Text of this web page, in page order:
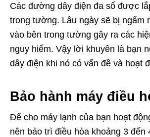
Các đường dây điện đa số được
trong tường. Lâu ngày sẽ bị ngấm
vào bên trong tường gây ra các
nguy hiểm. Vậy lời khuyên là bạn
dây điện khi nó có vấn đề và hoạt
Bảo hành máy điều
Để cho máy lạnh của bạn hoạt
nên bảo trì điều hòa khoảng 3 đến